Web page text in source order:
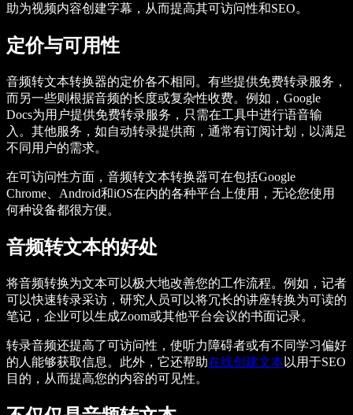
助为视频内容创建字幕，从而提高其可访问性和SEO。
定价与可用性
音频转文本转换器的定价各不相同。有些提供免费转录服务，
而另一些则根据音频的长度或复杂性收费。例如，Google
Docs为用户提供免费转录服务，只需在工具中进行语音输
入。其他服务，如自动转录提供商，通常有订阅计划，以满足
不同用户的需求。
在可访问性方面，音频转文本转换器可在包括Google
Chrome、Android和iOS在内的各种平台上使用，无论您使用
何种设备都很方便。
音频转文本的好处
将音频转换为文本可以极大地改善您的工作流程。例如，记者
可以快速转录采访，研究人员可以将冗长的讲座转换为可读的
笔记，企业可以生成Zoom或其他平台会议的书面记录。
转录音频还提高了可访问性，使听力障碍者或有不同学习偏好
的人能够获取信息。此外，它还帮助在线创建文本以用于SEO
目的，从而提高您的内容的可见性。